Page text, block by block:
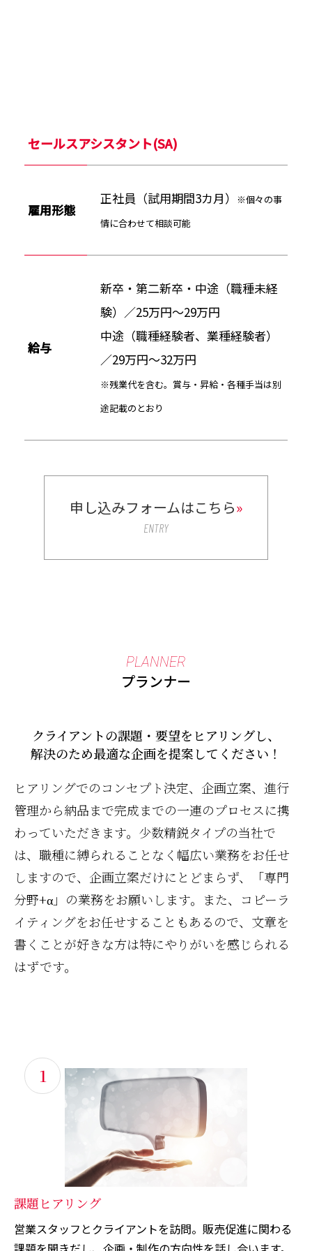
セールスアシスタント(SA)
雇用形態
正社員（試用期間3カ月）
※個々の事
情に合わせて相談可能
給与
新卒・第二新卒・中途（職種未経
験）／25万円～29万円
中途（職種経験者、業種経験者）
／29万円～32万円
※残業代を含む。賞与・昇給・各種手当は別
途記載のとおり
申し込みフォームはこちら»
ENTRY
PLANNER
プランナー
クライアントの課題・要望をヒアリングし、
解決のため最適な企画を提案してください！
ヒアリングでのコンセプト決定、企画立案、進行
管理から納品まで完成までの一連のプロセスに携
わっていただきます。少数精鋭タイプの当社で
は、職種に縛られることなく幅広い業務をお任せ
しますので、企画立案だけにとどまらず、「専門
分野+α」の業務をお願いします。また、コピーラ
イティングをお任せすることもあるので、文章を
書くことが好きな方は特にやりがいを感じられる
はずです。
1
課題ヒアリング
営業スタッフとクライアントを訪問。販売促進に関わる